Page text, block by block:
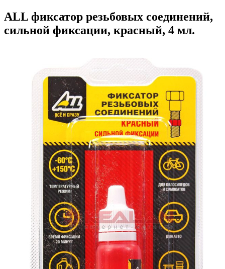
ALL фиксатор резьбовых соединений,
сильной фиксации, красный, 4 мл.